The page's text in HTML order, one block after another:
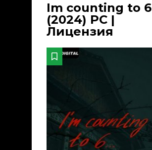
Im counting to 6
(2024) PC |
Лицензия